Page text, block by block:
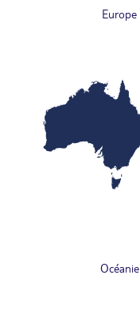
Europe
Océanie